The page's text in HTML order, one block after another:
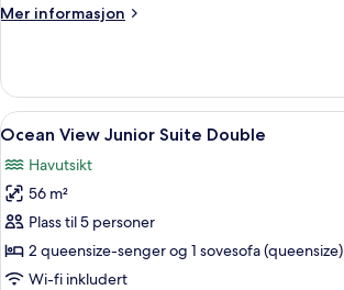
Up
Mer informasjon
Mer
Junior
Suite
Swim
King
Åpne
alle
bildene
av
Ocean
View
Junior
Sengetøy av
5
Ocean View Junior Suite Double
Havutsikt
56 m²
Plass til 5 personer
2 queensize-senger og 1 sovesofa (queensize)
Wi-fi inkludert